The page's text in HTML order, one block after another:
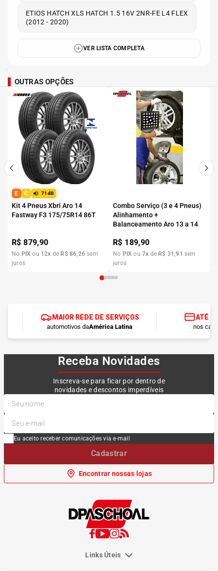
ETIOS HATCH XLS HATCH 1.5 16V 2NR-FE L4 FLEX
(2012 - 2020)
VER LISTA COMPLETA
OUTRAS OPÇÕES
E C 71dB
Kit 4 Pneus Xbri Aro 14
Fastway F3 175/75R14 86T
R$879,90
No PIX ou 12x de R$ 86,26 sem
juros
Combo Serviço (3 e 4 Pneus)
Alinhamento +
Balanceamento Aro 13 a 14
R$ 189,90
No PIX ou7x de R$ 31 ,91 sem
juros
MAIOR REDE DE SERVIÇOS
automotivos daAmérica Latina
ATÉ
nos
Receba Novidades
Inscreva-se para ficar por dentro de
novidades e descontos imperdíveis
Eu aceito receber comunicações via e-mail
Cadastrar
Encontrar nossas lojas
Links Úteis